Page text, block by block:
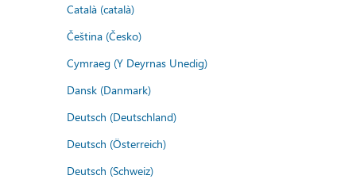
Català (català)
Čeština (Česko)
Cymraeg (Y Deyrnas Unedig)
Dansk (Danmark)
Deutsch (Deutschland)
Deutsch (Österreich)
Deutsch (Schweiz)